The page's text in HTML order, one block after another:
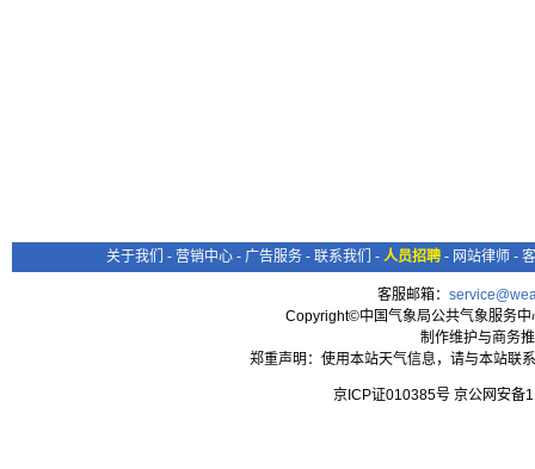
关于我们 - 营销中心 - 广告服务 - 联系我们 - 人员招聘 - 网站律师 -
客服邮箱：
Copyright©中国气象局公共气象服务
制作维护与商务
郑重声明：使用本站天气信息，请与本站联
京ICP证010385号 京公网安备